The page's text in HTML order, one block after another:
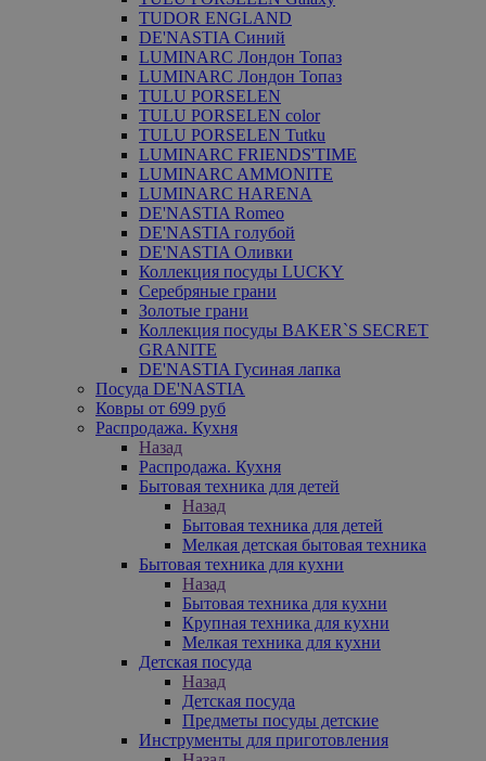
TUDOR ENGLAND
DE'NASTIA Синий
LUMINARC Лондон Топаз
LUMINARC Лондон Топаз
TULU PORSELEN
TULU PORSELEN color
TULU PORSELEN Tutku
LUMINARC FRIENDS'TIME
LUMINARC AMMONITE
LUMINARC HARENA
DE'NASTIA Romeo
DE'NASTIA голубой
DE'NASTIA Оливки
Коллекция посуды LUCKY
Серебряные грани
Золотые грани
Коллекция посуды BAKER`S SECRET
GRANITE
DE'NASTIA Гусиная лапка
Посуда DE'NASTIA
Ковры от 699 руб
Распродажа. Кухня
Назад
Распродажа. Кухня
Бытовая техника для детей
Назад
Бытовая техника для детей
Мелкая детская бытовая техника
Бытовая техника для кухни
Назад
Бытовая техника для кухни
Крупная техника для кухни
Мелкая техника для кухни
Детская посуда
Назад
Детская посуда
Предметы посуды детские
Инструменты для приготовления